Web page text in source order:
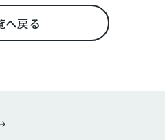
へ戻る